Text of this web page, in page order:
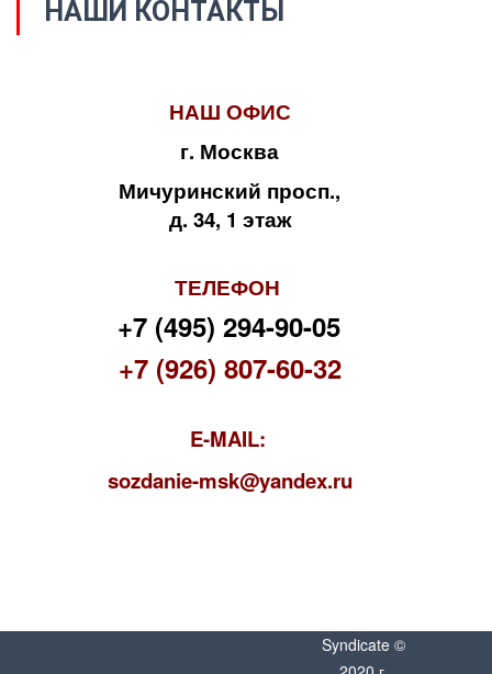
НАШИ КОНТАКТЫ
НАШ ОФИС
г. Москва
Мичуринский просп.,
д. 34, 1 этаж
ТЕЛЕФОН
+7 (495) 294-90-05
+7 (926) 807-60-32
E-MAIL:
sozdanie-msk@yandex.ru
Syndicate ©